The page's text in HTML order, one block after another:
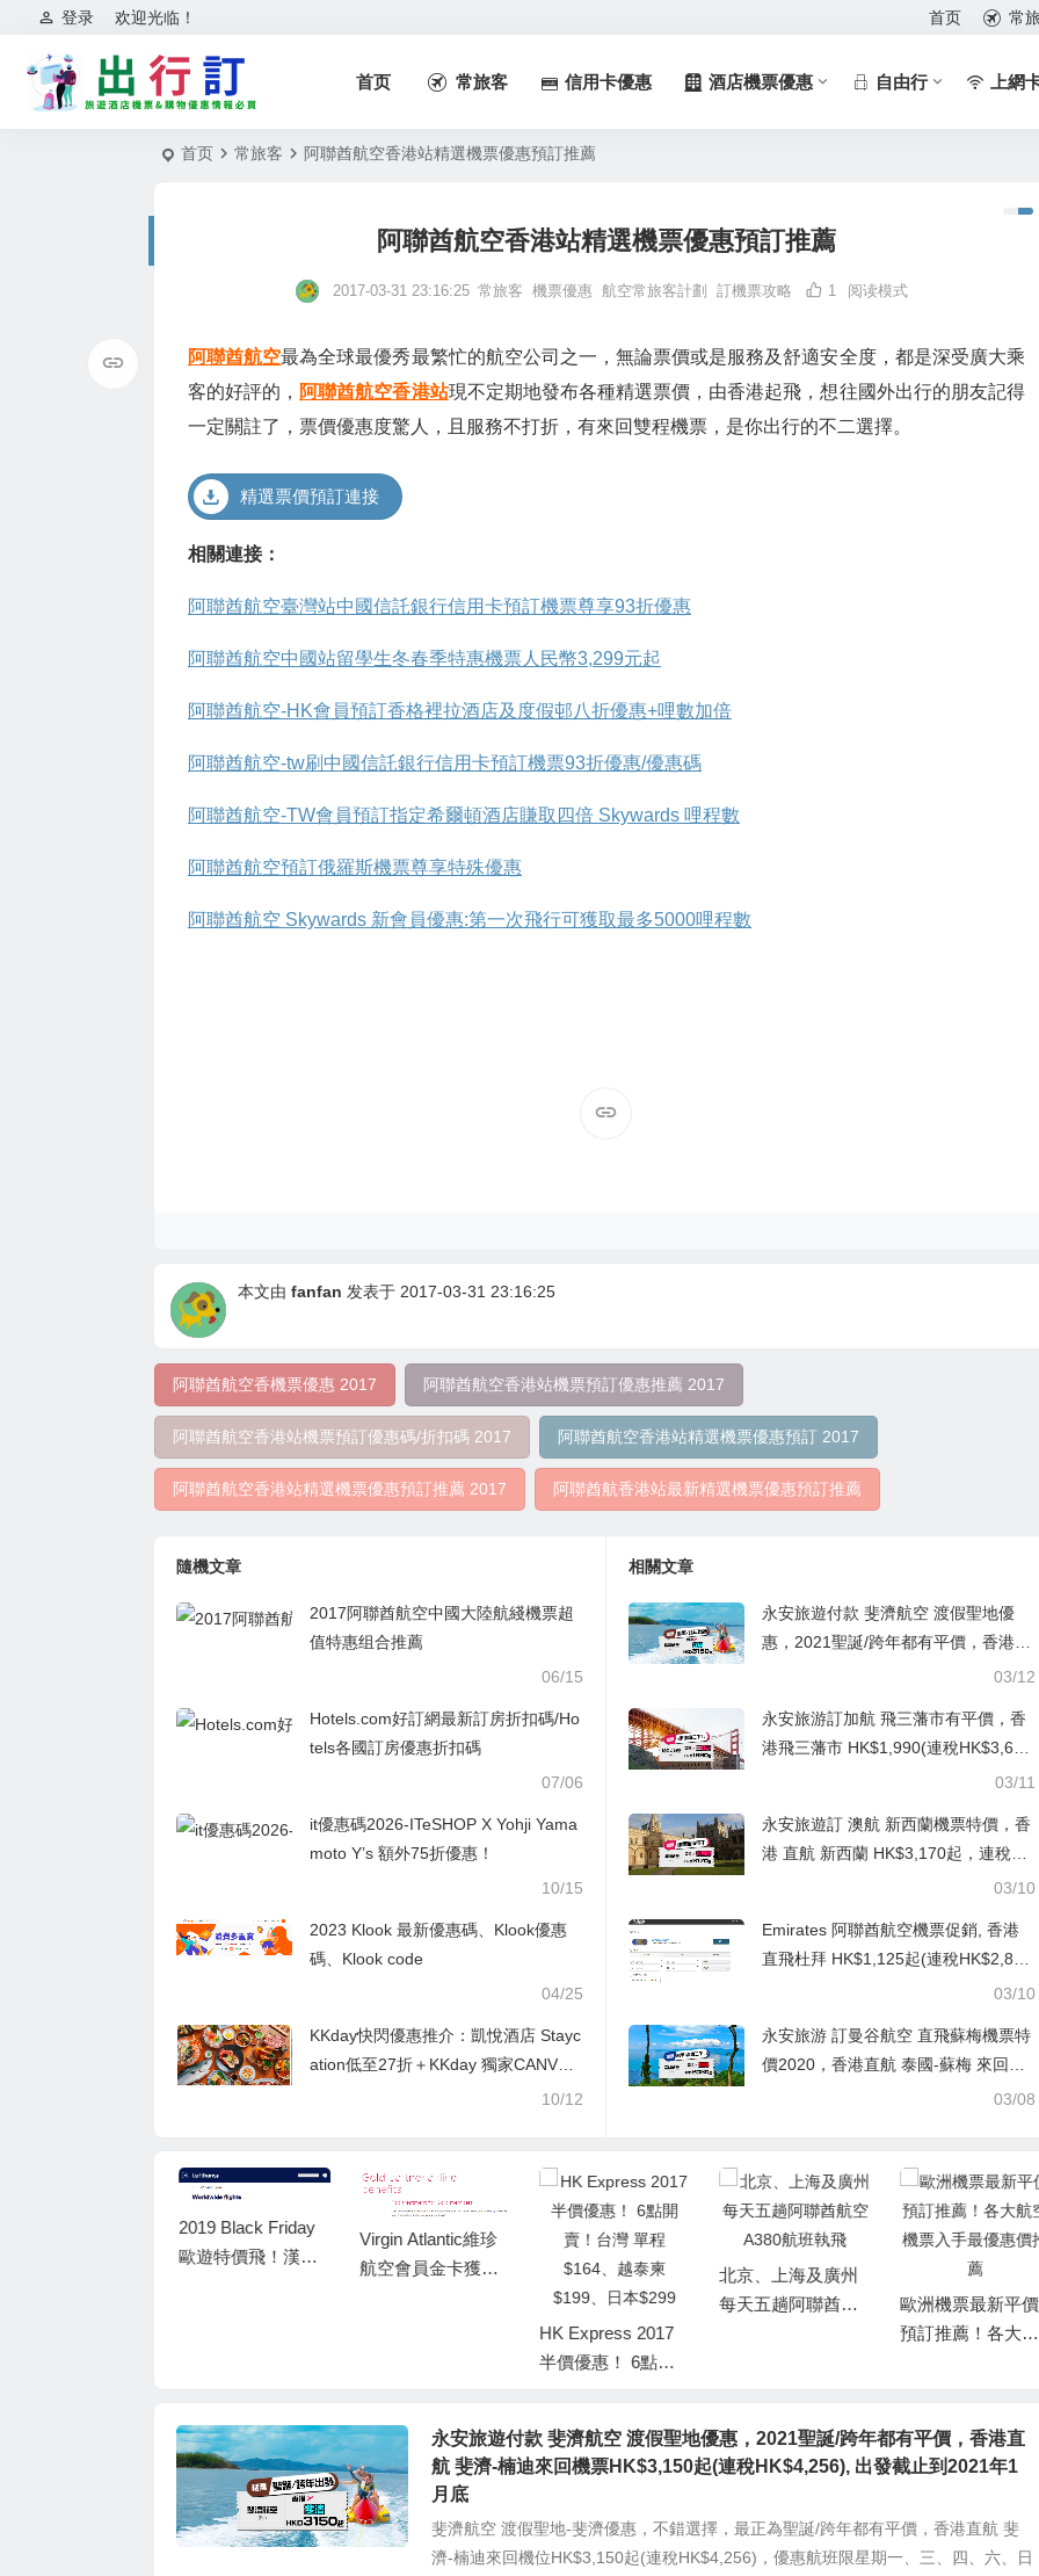
欢迎光临！
登录 首页 常
首页 常旅客 信用卡優惠 酒店機票優惠 自由行 上網
首页 常旅客 阿聯酋航空香港站精選機票優惠預訂推薦
阿聯酋航空香港站精選機票優惠預訂推薦
2017-03-31 23:16:25 常旅客 機票優惠 航空常旅客計劃 訂機票攻略 1 阅读模式
阿聯酋航空最為全球最優秀最繁忙的航空公司之一，無論票價或是服務及舒適安全度，都是深受廣大乘
客的好評的， 阿聯酋航空香港站現不定期地發布各種精選票價，由香港起飛，想往國外出行的朋友記得
一定關註了，票價優惠度驚人，且服務不打折，有來回雙程機票，是你出行的不二選擇。
精選票價預訂連接
相關連接：
阿聯酋航空臺灣站中國信託銀行信用卡預訂機票尊享93折優惠
阿聯酋航空中國站留學生冬春季特惠機票人民幣3,299元起
阿聯酋航空-HK會員預訂香格裡拉酒店及度假邨八折優惠+哩數加倍
阿聯酋航空-tw刷中國信託銀行信用卡預訂機票93折優惠/優惠碼
阿聯酋航空-TW會員預訂指定希爾頓酒店賺取四倍 Skywards 哩程數
阿聯酋航空預訂俄羅斯機票尊享特殊優惠
阿聯酋航空 Skywards 新會員優惠:第一次飛行可獲取最多5000哩程數
本文由 fanfan 发表于 2017-03-31 23:16:25
阿聯酋航空香機票優惠 2017 阿聯酋航空香港站機票預訂優惠推薦 2017
阿聯酋航空香港站機票預訂優惠碼/折扣碼 2017 阿聯酋航空香港站精選機票優惠預訂 2017
阿聯酋航空香港站精選機票優惠預訂推薦 2017 阿聯酋航香港站最新精選機票優惠預訂推薦
隨機文章
2017阿聯酋航空中國大陸航綫機票超
值特惠组合推薦
06/15
Hotels.com好訂網最新訂房折扣碼/Ho
tels各國訂房優惠折扣碼
07/06
it優惠碼2026-ITeSHOP X Yohji Yama
moto Y’s 額外75折優惠！
10/15
2023 Klook 最新優惠碼、Klook優惠
碼、Klook code
04/25
KKday快閃優惠推介：凱悅酒店 Stayc
ation低至27折＋KKday 獨家CANVAS
10/12
相關文章
永安旅遊付款 斐濟航空 渡假聖地優
惠，2021聖誕/跨年都有平價，香港直
航 斐濟-楠迪來回機票HK$3,150起(連
底
03/12
永安旅游訂加航 飛三藩市有平價，香
港飛三藩市 HK$1,990(連稅HK$3,62
03/11
永安旅遊訂 澳航 新西蘭機票特價，香
港 直航 新西蘭 HK$3,170起，連稅奧
克蘭/基督城 HK$3,926起, 出發日期至
03/10
Emirates 阿聯酋航空機票促銷, 香港
直飛杜拜 HK$1,125起(連稅HK$2,88
03/10
永安旅游 訂曼谷航空 直飛蘇梅機票特
價2020，香港直航 泰國-蘇梅 來回HK
03/08
2019 Black Friday
歐遊特價飛！漢莎
Virgin Atlantic維珍
航空會員金卡獲取
HK Express 2017
半價優惠！ 6點開
日本$299
北京、上海及廣州
每天五趟阿聯酋航
歐洲機票最新平價
預訂推薦！各大航
永安旅遊付款 斐濟航空 渡假聖地優惠，2021聖誕/跨年都有平價，香港直
航 斐濟-楠迪來回機票HK$3,150起(連稅HK$4,256), 出發截止到2021年1
月底
斐濟航空 渡假聖地-斐濟優惠，不錯選擇，最正為聖誕/跨年都有平價，香港直航 斐
濟-楠迪來回機位HK$3,150起(連稅HK$4,256)，優惠航班限星期一、三、四、六、日